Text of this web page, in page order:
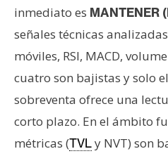
inmediato es MANTENER
señales técnicas
móviles, RSI, MACD,
cuatro son bajistas y solo el
sobreventa ofrece una
corto plazo. En el ámbito
métricas (TVLy NVT) son